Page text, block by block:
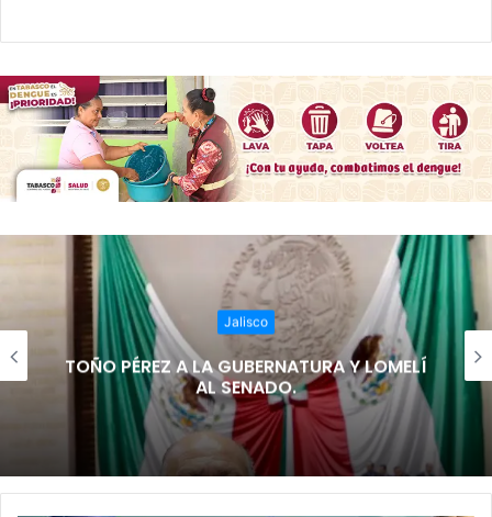
k
er
Jalisco
TOÑO PÉREZ A LA GUBERNATURA Y LOMELÍ
AL SENADO.